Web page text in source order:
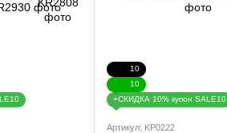
10
10
+СКИДКА 10% купон SALE10
Артикул: KP0222